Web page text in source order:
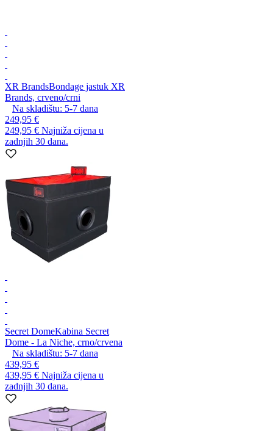
XR BrandsBondage jastuk XR
Brands, crveno/crni
Na skladištu: 5-7 dana
249,95 €
249,95 € Najniža cijena u
zadnjih 30 dana.
Secret DomeKabina Secret
Dome - La Niche, crno/crvena
Na skladištu: 5-7 dana
439,95 €
439,95 € Najniža cijena u
zadnjih 30 dana.